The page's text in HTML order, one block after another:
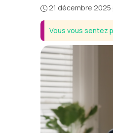
21 décembre 2025
Vous vous sentez